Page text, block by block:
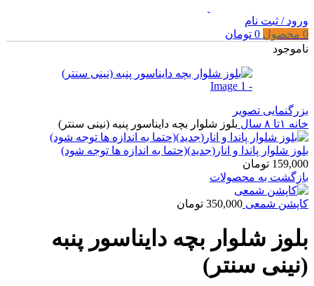
ورود / ثبت نام
0 محصول 0 تومان
ناموجود
بزرگنمایی تصویر
خانه ۱تا ۸ سال بلوز شلوار بچه دایناسور پنبه (نینی سنتر)
بلوز شلوار پاندا و انار(جدید)(حتما به اندازه ها توجه شود)
159,000 تومان
بازگشت به محصولات
کاپشن شمعی 350,000 تومان
بلوز شلوار بچه دایناسور پنبه
(نینی سنتر)